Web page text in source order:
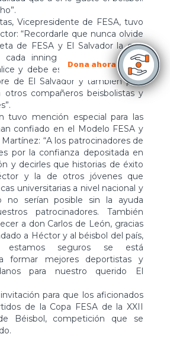
Dona ahora
Vicepresidente de FESA, tuvo
“Recordarle que nunca olvide
de FESA y El Salvador la que
cada inning que lance y cada
y debe esforzarse para poner
de El Salvador y también para
otros compañeros beisbolistas y
tuvo mención especial para las
confiado en el Modelo FESA y
“A los patrocinadores de
por la confianza depositada en
y decirles que historias de éxito
y la de otros jóvenes que
universitarias a nivel nacional y
no serían posible sin la ayuda
patrocinadores. También
a don Carlos de León, gracias
a Héctor y al béisbol del país,
seguros se está
formar mejores deportistas y
para nuestro querido El
para que los aficionados
de la Copa FESA de la XXII
Béisbol, competición que se